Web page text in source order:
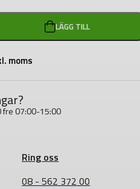
LÄGG TILL
moms
fre 07:00-15:00
Ring oss
08 - 562 372 00